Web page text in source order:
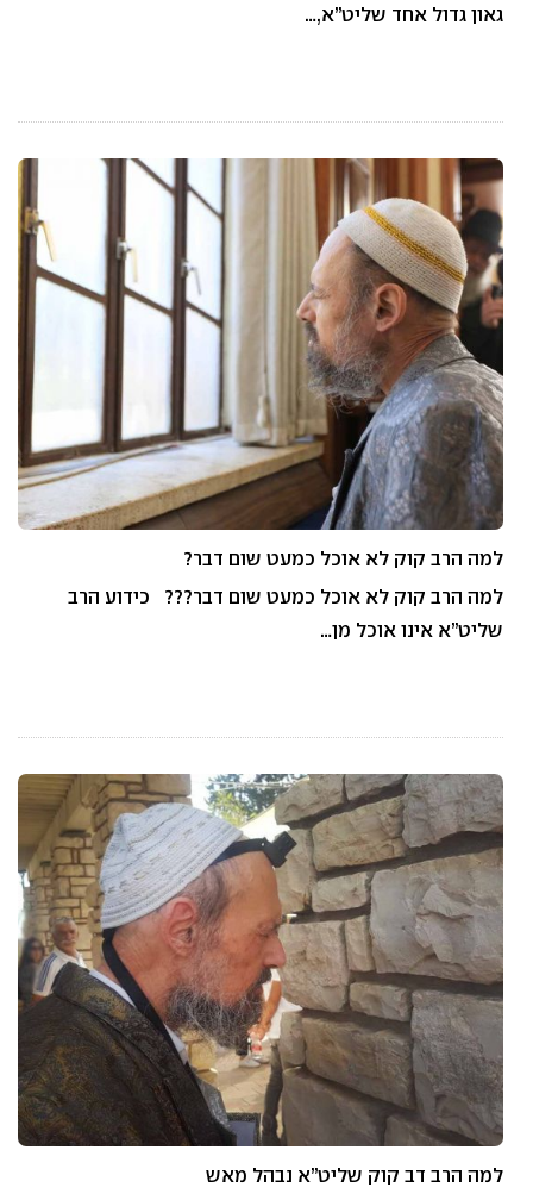
גאון גדול אחד שליט”א,…
למה הרב קוק לא אוכל כמעט שום דבר?
למה הרב קוק לא אוכל כמעט שום דבר??? כידוע הרב
שליט”א אינו אוכל מן…
למה הרב דב קוק שליט”א נבהל מאש